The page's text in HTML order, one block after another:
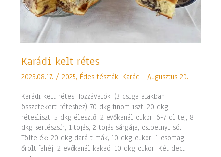
Karádi kelt rétes
2025.08.17./2025, Édes tészták, Karád - Augusztus 20.
Karádi kelt rétes Hozzávalók: (3 csiga alakban
összetekert réteshez) 70 dkg finomliszt, 20 dkg
rétesliszt, 5 dkg élesztő, 2 evőkanál cukor, 6-7 dl tej, 8
dkg sertészsír, 1 tojás, 2 tojás sárgája, csipetnyi só.
Töltelék: 20 dkg darált mák, 10 dkg cukor, 1 csomag
őrölt fahéj, 2 evőkanál kakaó, 10 dkg cukor. Két deci
Karádi
rétes